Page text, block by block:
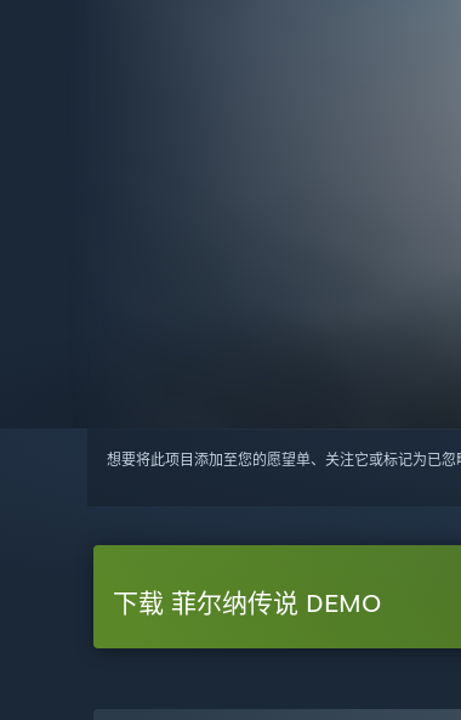
想要将此项目添加至您的愿望单、关注它或标记为已忽
下载 菲尔纳传说 DEMO